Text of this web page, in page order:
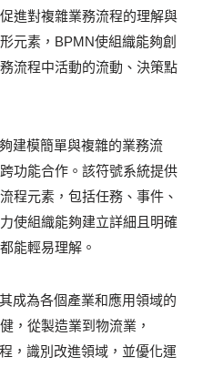
進對複雜業務流程的理解與
元素，BPMN使組織能夠創
流程中活動的流動、決策點
建模簡單與複雜的業務流
功能合作。該符號系統提供
程元素，包括任務、事件、
使組織能夠建立詳細且明確
能輕易理解。
成為各個產業和應用領域的
，從製造業到物流業，
，識別改進領域，並優化運